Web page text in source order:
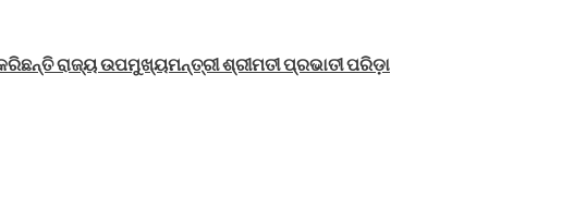
ରାଜ୍ୟ ଉପମୁଖ୍ୟମନ୍ତ୍ରୀ ଶ୍ରୀମତୀ ପ୍ରଭାତୀ ପରିଡ଼ା